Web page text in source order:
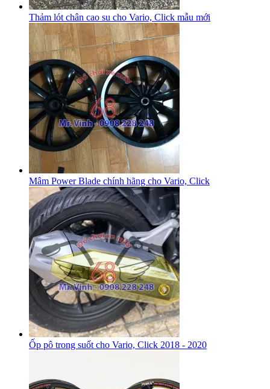
Thảm lót chân cao su cho Vario, Click mẫu mới
Mâm Power Blade chính hãng cho Vario, Click
Ốp pô trong suốt cho Vario, Click 2018 - 2020